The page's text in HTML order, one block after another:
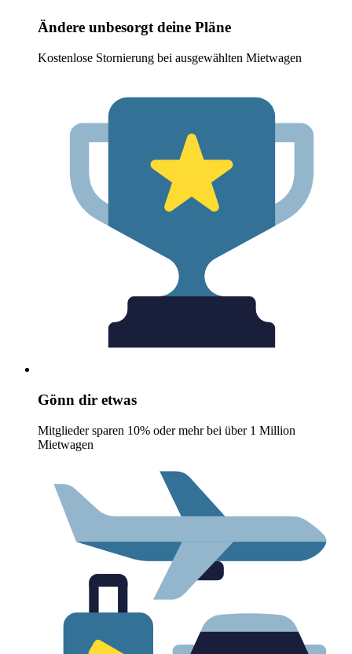
Ändere unbesorgt deine Pläne
Kostenlose Stornierung bei ausgewählten Mietwagen
Gönn dir etwas
Mitglieder sparen 10% oder mehr bei über 1 Million
Mietwagen